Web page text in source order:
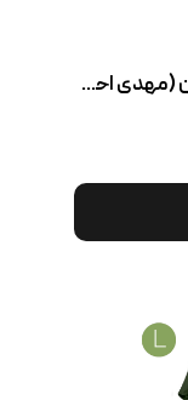
تیشرت مشکی سایز S تهران (مهدی احصائی)